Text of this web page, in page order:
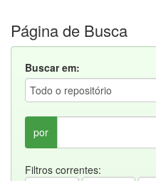
Página de Busca
Buscar em:
por
Filtros correntes: